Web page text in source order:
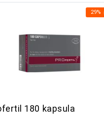
29%
180 kapsula